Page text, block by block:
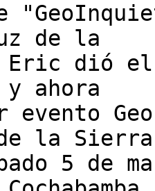
de la
dió el
ahora
evento
la Sierra
5 de